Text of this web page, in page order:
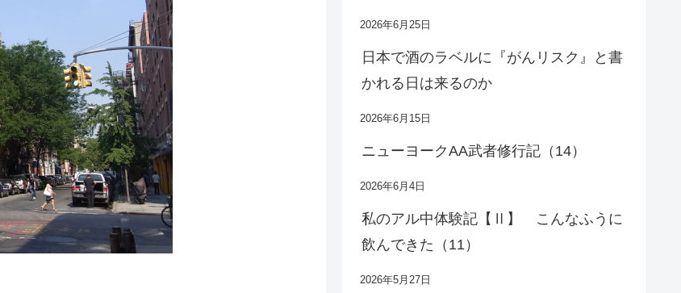
2026年6月25日
日本で酒のラベルに『がんリスク』と書
かれる日は来るのか
2026年6月15日
ニューヨークAA武者修行記（14）
2026年6月4日
私のアル中体験記【Ⅱ】 こんなふうに
飲んできた（11）
2026年5月27日